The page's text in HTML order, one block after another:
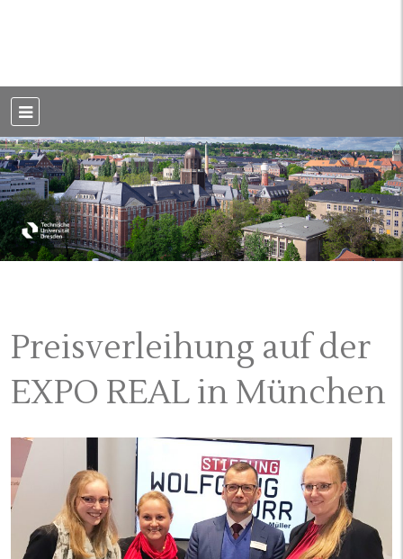
Dresden
Preisverleihung auf der
EXPO REAL in München